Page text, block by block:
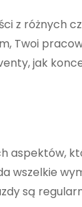
z różnych
Twoi
jak
aspektów,
wszelkie
są